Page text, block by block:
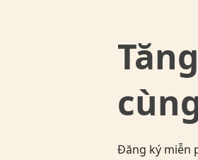
Đăng ký miễn